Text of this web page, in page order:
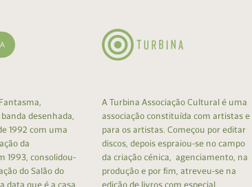
desenhada,
1992 com uma
da
1993, consolidou-
do Salão do
data que é a casa
A Turbina Associação Cultural é uma
associação constituída com artistas e
para os artistas. Começou por editar
discos, depois espraiou-se no campo
da criação cénica, agenciamento, na
produção e por fim, atreveu-se na
edição de livros com especial